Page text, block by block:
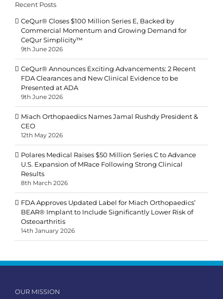
Recent Posts
CeQur® Closes $100 Million Series E, Backed by
Commercial Momentum and Growing Demand for
CeQur Simplicity™
9th June 2026
CeQur® Announces Exciting Advancements: 2 Recent
FDA Clearances and New Clinical Evidence to be
Presented at ADA
9th June 2026
Miach Orthopaedics Names Jamal Rushdy President &
CEO
12th May 2026
Polares Medical Raises $50 Million Series C to Advance
U.S. Expansion of MRace Following Strong Clinical
Results
8th March 2026
FDA Approves Updated Label for Miach Orthopaedics’
BEAR® Implant to Include Significantly Lower Risk of
Osteoarthritis
14th January 2026
OUR MISSION